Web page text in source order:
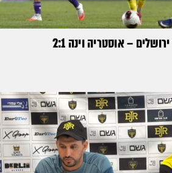
– אוסטריה וינה 2:1